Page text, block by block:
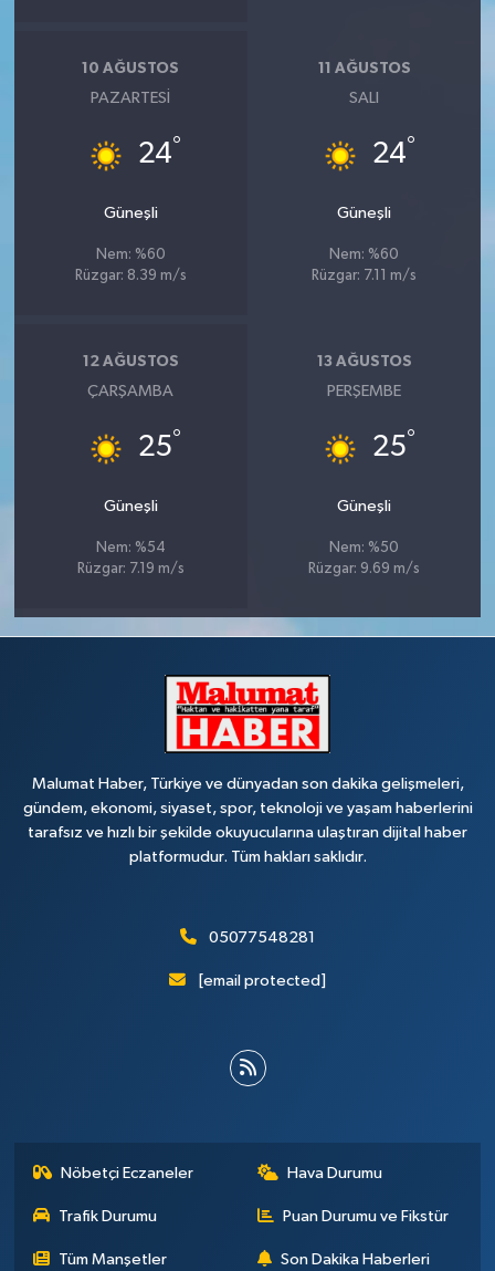
10 AĞUSTOS
PAZARTESI
24°
Güneşli
Nem: %60
Rüzgar: 8.39 m/s
11 AĞUSTOS
SALI
24°
Güneşli
Nem: %60
Rüzgar: 7.11 m/s
12 AĞUSTOS
ÇARŞAMBA
25°
Güneşli
Nem: %54
Rüzgar: 7.19 m/s
13 AĞUSTOS
PERŞEMBE
25°
Güneşli
Nem: %50
Rüzgar: 9.69 m/s
Malumat Haber, Türkiye ve dünyadan son dakika gelişmeleri,
gündem, ekonomi, siyaset, spor, teknoloji ve yaşam haberlerini
tarafsız ve hızlı bir şekilde okuyucularına ulaştıran dijital haber
platformudur. Tüm hakları saklıdır.
05077548281
[email protected]
Nöbetçi Eczaneler Hava Durumu
Trafik Durumu Puan Durumu ve Fikstür
Tüm Manşetler Son Dakika Haberleri